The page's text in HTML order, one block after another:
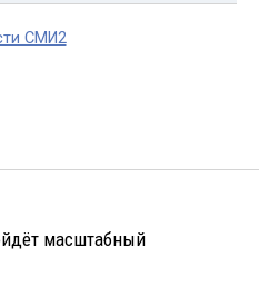
СМИ2
масштабный